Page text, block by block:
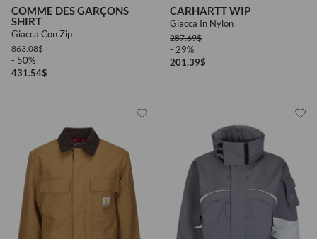
COMME DES GARÇONS
SHIRT
Giacca Con Zip
863.08$
- 50%
431.54$
CARHARTT WIP
Giacca In Nylon
287.69$
- 29%
201.39$